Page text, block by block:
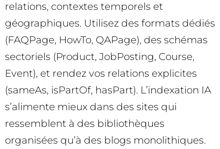
relations, contextes temporels et
géographiques. Utilisez des formats dédiés
(FAQPage, HowTo, QAPage), des schémas
sectoriels (Product, JobPosting, Course,
Event), et rendez vos relations explicites
(sameAs, isPartOf, hasPart). L’indexation IA
s’alimente mieux dans des sites qui
ressemblent à des bibliothèques
organisées qu’à des blogs monolithiques.